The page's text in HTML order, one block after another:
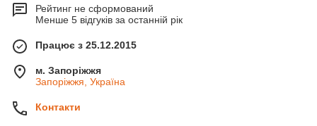
Рейтинг не сформований
Менше 5 відгуків за останній рік
Працює з 25.12.2015
м. Запоріжжя
Запоріжжя, Україна
Контакти